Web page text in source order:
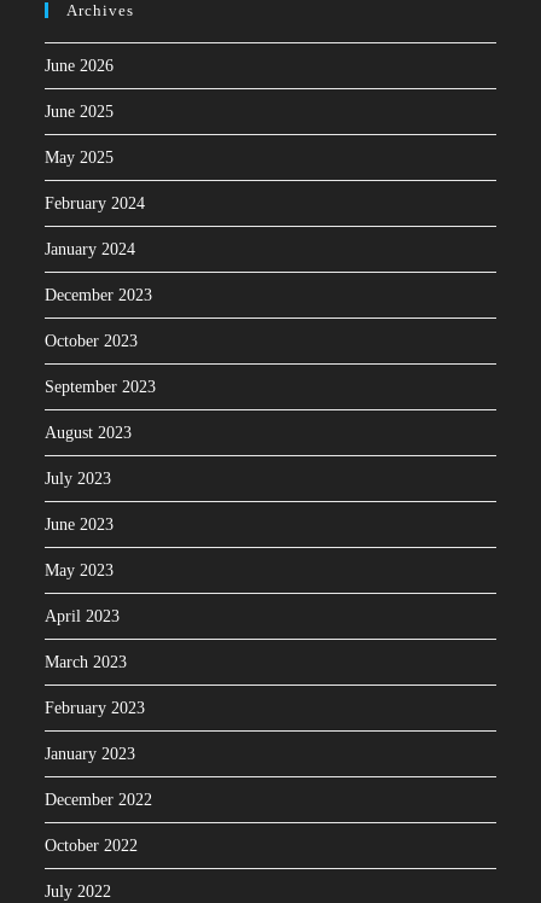
Archives
June 2026
June 2025
May 2025
February 2024
January 2024
December 2023
October 2023
September 2023
August 2023
July 2023
June 2023
May 2023
April 2023
March 2023
February 2023
January 2023
December 2022
October 2022
July 2022